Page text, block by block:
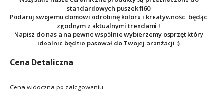
standardowych puszek fi60
Podaruj swojemu domowi odrobinę koloru i kreatywności będąc
zgodnym z aktualnymi trendami !
Napisz do nas a na pewno wspólnie wybierzemy osprzęt który
idealnie będzie pasował do Twojej aranżacji :)
Cena Detaliczna
Cena widoczna po zalogowaniu